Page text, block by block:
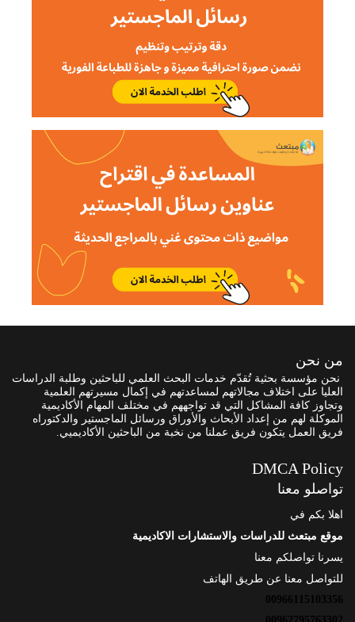
من نحن
نحن مؤسسة بحثية تُقدّم خدمات البحث العلمي للباحثين وطلبة الدراسات
العليا على اختلاف مجالاتهم لمساعدتهم في إكمال مسيرتهم العلمية
وتجاوز كافة المشاكل التي قد تواجههم في مختلف المهام الأكاديمية
الموكلة لهم من إعداد الأبحاث والأوراق ورسائل الماجستير والدكتوراه
فريق العمل يتكون فريق عملنا من نخبة من الباحثين الأكاديميي.
DMCA Policy
تواصلو معنا
اهلا بكم في
موقع مبتعث للدراسات والاستشارات الاكاديمية
يسرنا تواصلكم معنا
للتواصل معنا عن طريق الهاتف
00966115103356